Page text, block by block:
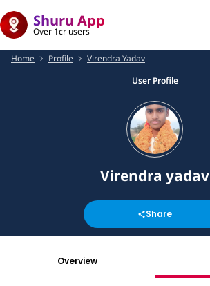
Shuru App
Over 1cr users
Home Profile
Virendra Yadav
User Profile
Virendra yadav
Share
Overview